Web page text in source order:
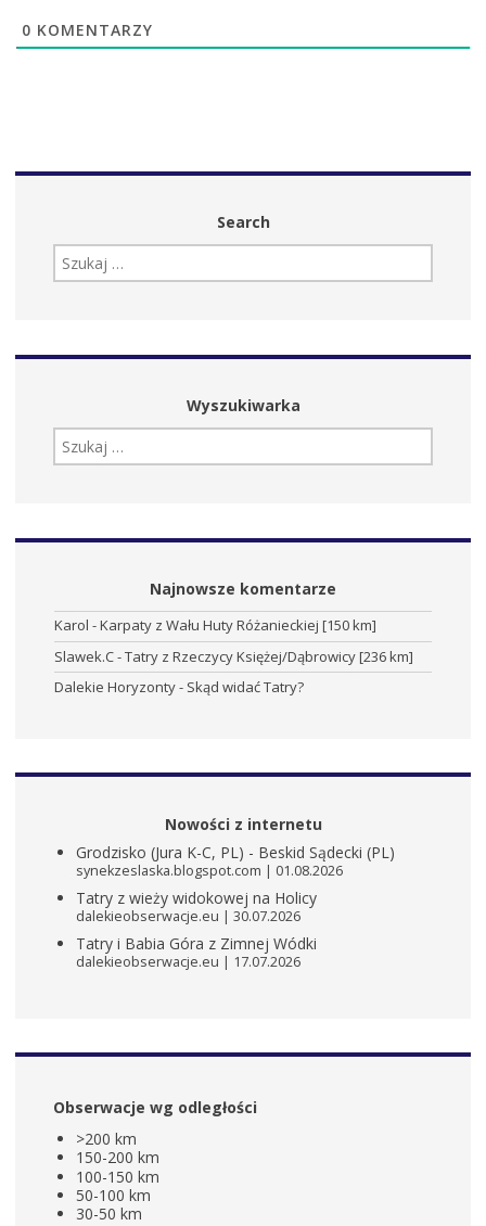
0 KOMENTARZY
Search
SZUKAJ:
Wyszukiwarka
SZUKAJ:
Najnowsze komentarze
Karol -Karpaty z Wału Huty Różanieckiej [150 km]
Slawek.C-Tatry z Rzeczycy Księżej/Dąbrowicy [236 km]
Dalekie Horyzonty- Skąd widać Tatry?
Nowości z internetu
Grodzisko (Jura K-C, PL) - Beskid Sądecki (PL)
synekzeslaska.blogspot.com 01.08.2026
Tatry z wieży widokowej na Holicy
dalekieobserwacje.eu 30.07.2026
Tatry i Babia Góra z Zimnej Wódki
dalekieobserwacje.eu 17.07.2026
Obserwacje wg odległości
>200 km
150-200 km
100-150 km
50-100 km
30-50 km